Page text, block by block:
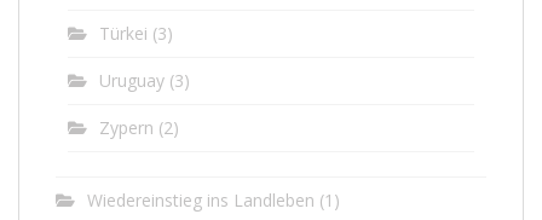
Türkei (3)
Uruguay (3)
Zypern (2)
Wiedereinstieg ins Landleben (1)